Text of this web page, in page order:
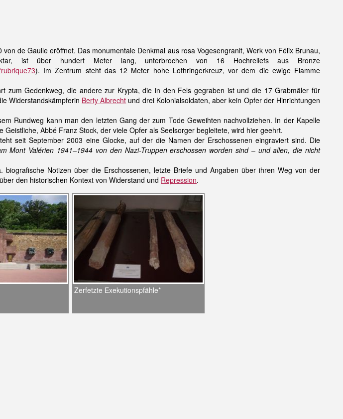
de Gaulle eröffnet. Das monumentale Denkmal aus rosa Vogesengranit, Werk von Félix Brunau,
ist über hundert Meter lang, unterbrochen von 16 Hochreliefs aus Bronze
). Im Zentrum steht das 12 Meter hohe Lothringerkreuz, vor dem die ewige Flamme
zum Gedenkweg, die andere zur Krypta, die in den Fels gegraben ist und die 17 Grabmäler für
Widerstandskämpferin Berty Albrecht und drei Kolonialsoldaten, aber kein Opfer der Hinrichtungen
Rundweg kann man den letzten Gang der zum Tode Geweihten nachvollziehen. In der Kapelle
Abbé Franz Stock, der viele Opfer als Seelsorger begleitete, wird hier geehrt.
seit September 2003 eine Glocke, auf der die Namen der Erschossenen eingraviert sind. Die
Mont Valérien 1941–1944 von den Nazi-Truppen erschossen worden sind – und allen, die nicht
biografische Notizen über die Erschossenen, letzte Briefe und Angaben über ihren Weg von der
den historischen Kontext von Widerstand und Repression.
Zerfetzte Exekutionspfähle*